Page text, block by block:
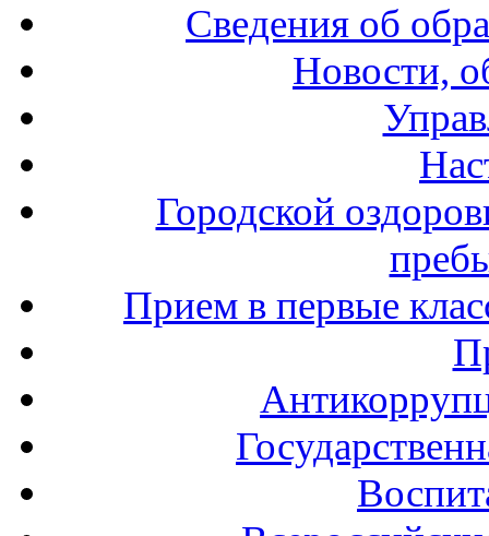
Сведения об
Новости,
Городской
Прием в первые